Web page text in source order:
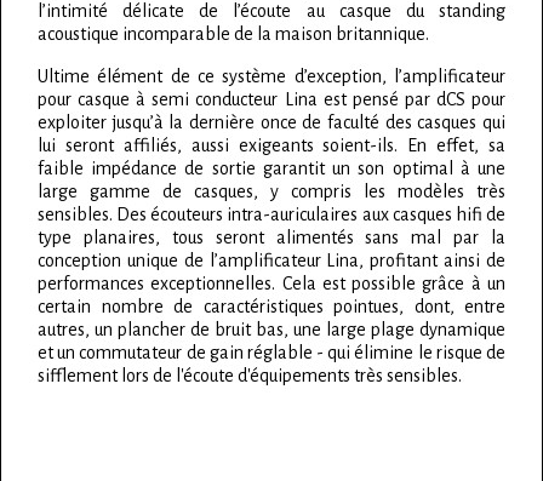
l’intimité délicate de l’écoute au casque du standing
acoustique incomparable de la maison britannique.
Ultime élément de ce système d’exception, l’amplificateur
pour casque à semi conducteur Lina est pensé par dCS pour
exploiter jusqu’à la dernière once de faculté des casques qui
lui seront affiliés, aussi exigeants soient-ils. En effet, sa
faible impédance de sortie garantit un son optimal à une
large gamme de casques, y compris les modèles très
sensibles. Des écouteurs intra-auriculaires aux casques hifi de
type planaires, tous seront alimentés sans mal par la
conception unique de l’amplificateur Lina, profitant ainsi de
performances exceptionnelles. Cela est possible grâce à un
certain nombre de caractéristiques pointues, dont, entre
autres, un plancher de bruit bas, une large plage dynamique
et un commutateur de gain réglable - qui élimine le risque de
sifflement lors de l'écoute d'équipements très sensibles.